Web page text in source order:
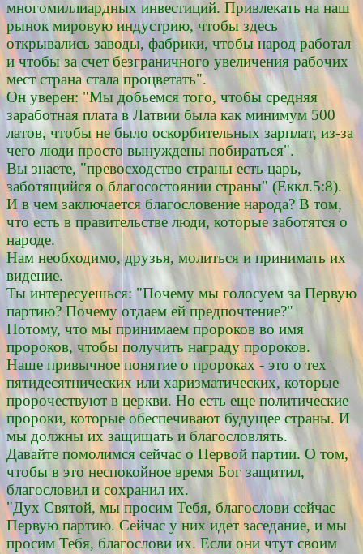
многомиллиардных инвестиций. Привлекать на наш
рынок мировую индустрию, чтобы здесь
открывались заводы, фабрики, чтобы народ работал
и чтобы за счет безграничного увеличения рабочих
мест страна стала процветать".
Он уверен: "Мы добьемся того, чтобы средняя
заработная плата в Латвии была как минимум 500
латов, чтобы не было оскорбительных зарплат, из-за
чего люди просто вынуждены побираться".
Вы знаете, "превосходство страны есть царь,
заботящийся о благосостоянии страны" (Еккл.5:8).
И в чем заключается благословение народа? В том,
что есть в правительстве люди, которые заботятся о
народе.
Нам необходимо, друзья, молиться и принимать их
видение.
Ты интересуешься: "Почему мы голосуем за Первую
партию? Почему отдаем ей предпочтение?"
Потому, что мы принимаем пророков во имя
пророков, чтобы получить награду пророков.
Наше привычное понятие о пророках - это о тех
пятидесятнических или харизматических, которые
пророчествуют в церкви. Но есть еще политические
пророки, которые обеспечивают будущее страны. И
мы должны их защищать и благословлять.
Давайте помолимся сейчас о Первой партии. О том,
чтобы в это неспокойное время Бог защитил,
благословил и сохранил их.
"Дух Святой, мы просим Тебя, благослови сейчас
Первую партию. Сейчас у них идет заседание, и мы
просим Тебя, благослови их. Если они чтут своим